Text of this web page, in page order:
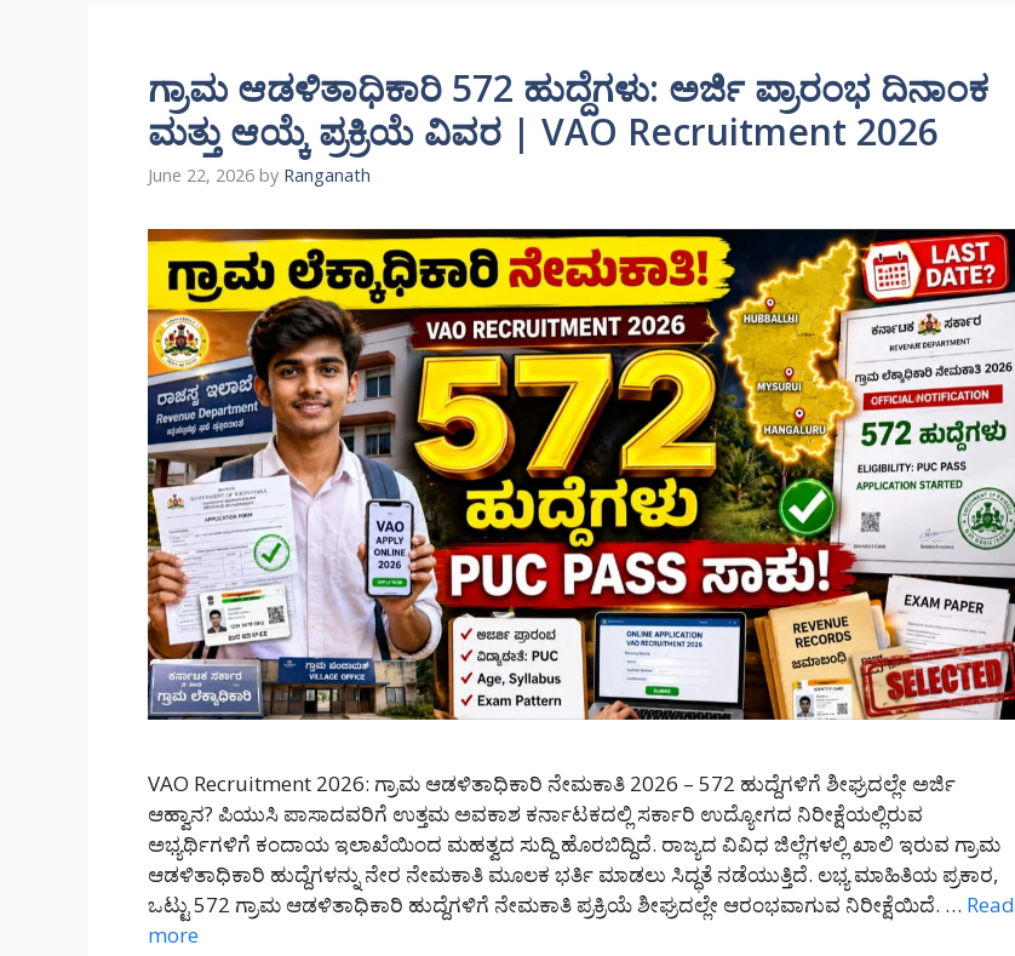
ಗ್ರಾಮ ಆಡಳಿತಾಧಿಕಾರಿ 572 ಹುದ್ದೆಗಳು: ಅರ್ಜಿ ಪ್ರಾರಂಭ ದಿನಾಂಕ
ಮತ್ತು ಆಯ್ಕೆ ಪ್ರಕ್ರಿಯೆ ವಿವರ | VAO Recruitment 2026
June 22, 2026 by Ranganath
VAO Recruitment 2026: ಗ್ರಾಮ ಆಡಳಿತಾಧಿಕಾರಿ ನೇಮಕಾತಿ 2026 – 572 ಹುದ್ದೆಗಳಿಗೆ ಶೀಘ್ರದಲ್ಲೇ ಅರ್ಜಿ
ಆಹ್ವಾನ? ಪಿಯುಸಿ ಪಾಸಾದವರಿಗೆ ಉತ್ತಮ ಅವಕಾಶ ಕರ್ನಾಟಕದಲ್ಲಿ ಸರ್ಕಾರಿ ಉದ್ಯೋಗದ ನಿರೀಕ್ಷೆಯಲ್ಲಿರುವ
ಅಭ್ಯರ್ಥಿಗಳಿಗೆ ಕಂದಾಯ ಇಲಾಖೆಯಿಂದ ಮಹತ್ವದ ಸುದ್ದಿ ಹೊರಬಿದ್ದಿದೆ. ರಾಜ್ಯದ ವಿವಿಧ ಜಿಲ್ಲೆಗಳಲ್ಲಿ ಖಾಲಿ ಇರುವ ಗ್ರಾಮ
ಆಡಳಿತಾಧಿಕಾರಿ ಹುದ್ದೆಗಳನ್ನು ನೇರ ನೇಮಕಾತಿ ಮೂಲಕ ಭರ್ತಿ ಮಾಡಲು ಸಿದ್ಧತೆ ನಡೆಯುತ್ತಿದೆ. ಲಭ್ಯ ಮಾಹಿತಿಯ ಪ್ರಕಾರ,
ಒಟ್ಟು 572 ಗ್ರಾಮ ಆಡಳಿತಾಧಿಕಾರಿ ಹುದ್ದೆಗಳಿಗೆ ನೇಮಕಾತಿ ಪ್ರಕ್ರಿಯೆ ಶೀಘ್ರದಲ್ಲೇ ಆರಂಭವಾಗುವ ನಿರೀಕ್ಷೆಯಿದೆ. … Read
more